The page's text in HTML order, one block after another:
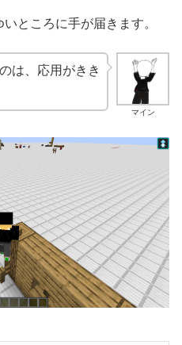
ところに手が届きます。
マイン
は、応用がきき